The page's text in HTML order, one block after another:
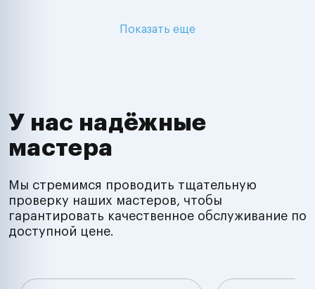
Показать еще
У нас надёжные
мастера
Мы стремимся проводить тщательную
проверку наших мастеров, чтобы
гарантировать качественное обслуживание по
доступной цене.